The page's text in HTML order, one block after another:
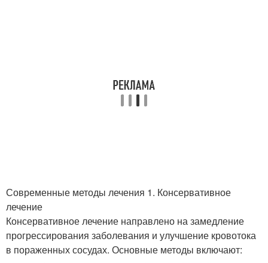
Современные методы лечения 1. Консервативное
лечение
Консервативное лечение направлено на замедление
прогрессирования заболевания и улучшение кровотока
в пораженных сосудах. Основные методы включают: